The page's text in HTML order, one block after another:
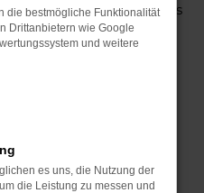
ist ein Fahrzeug, wie es
und überzeugt durch
soliden Werterhalt. Bei
Sie sich über einen
und beim Kauf auf
80 Jahren Erfahrung
die bestmögliche Funktionalität
Drittanbietern wie Google
und weitere
es uns, die Nutzung der
die Leistung zu messen und